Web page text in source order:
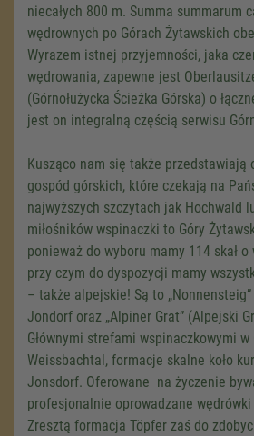
niecałych 800 m. Summa summarum
wędrownych po Górach Żytawskich
Wyrazem istnej przyjemności, jaka
wędrowania, zapewne jest
(Górnołużycka Ścieżka Górska) o
jest on integralną częścią serwisu
Kusząco nam się także przedstawiają
gospód górskich, które czekają na
najwyższych szczytach jak Hochwald
miłośników wspinaczki to Góry
ponieważ do wyboru mamy 114 skał
przy czym do dyspozycji mamy
– także alpejskie! Są to
Jondorf oraz „Alpiner Grat” (Alpejski
Głównymi strefami wspinaczkowymi
Weissbachtal, formacje skalne koło
Jonsdorf. Oferowane na życzenie
profesjonalnie oprowadzane
Zresztą formacja Töpfer zaś do